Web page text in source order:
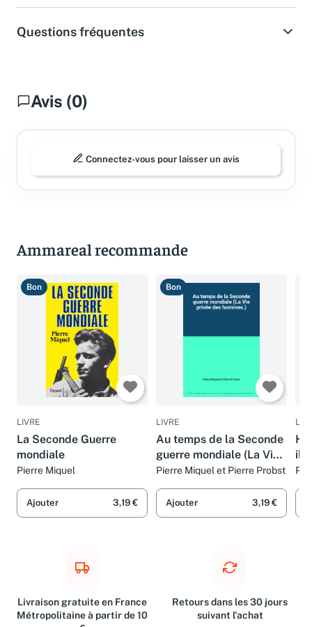
Questions fréquentes
Avis (0)
Connectez-vous pour laisser un avis
Ammareal recommande
Bon
LIVRE
La Seconde Guerre
mondiale
Pierre Miquel
Ajouter 3,19 €
Bon
LIVRE
Au temps de la Seconde
guerre mondiale (La Vie
privée des hommes.)
Pierre Miquel et Pierre Probst
Ajouter 3,19 €
Livraison gratuite en France
Métropolitaine à partir de 10
Retours dans les 30 jours
suivant l'achat